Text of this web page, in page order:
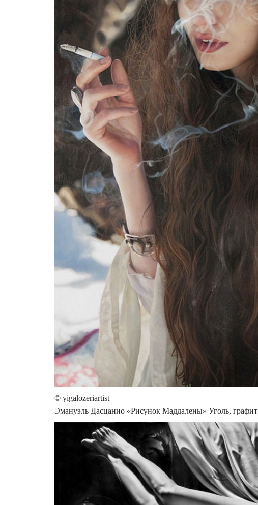
© yigalozeriartist
Эмануэль Дасцанио «Рисунок Маддалены» Уголь, графит